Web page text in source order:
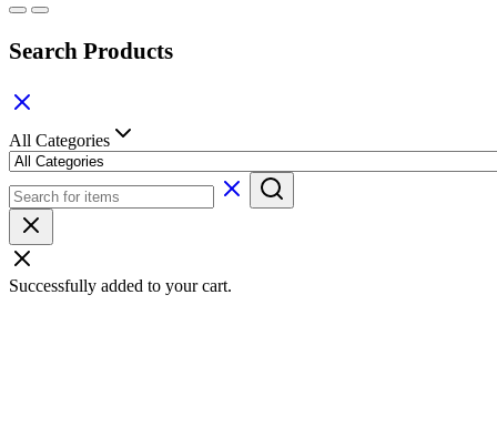
Search Products
All Categories
Successfully added to your cart.